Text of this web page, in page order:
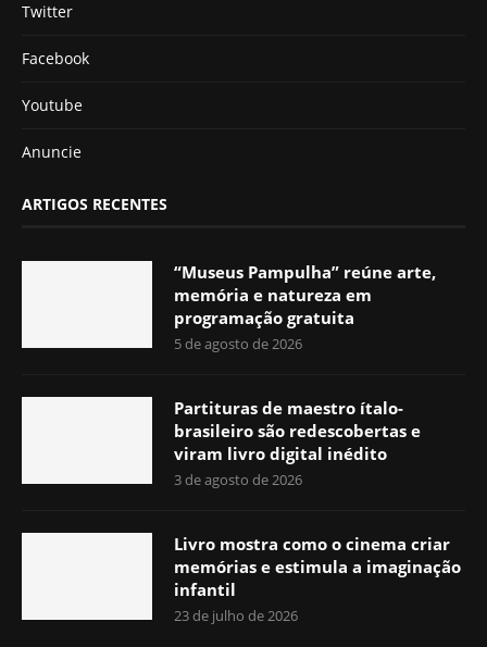
Twitter
Facebook
Youtube
Anuncie
ARTIGOS RECENTES
“Museus Pampulha” reúne arte,
memória e natureza em
programação gratuita
5 de agosto de 2026
Partituras de maestro ítalo-
brasileiro são redescobertas e
viram livro digital inédito
3 de agosto de 2026
Livro mostra como o cinema criar
memórias e estimula a imaginação
infantil
23 de julho de 2026